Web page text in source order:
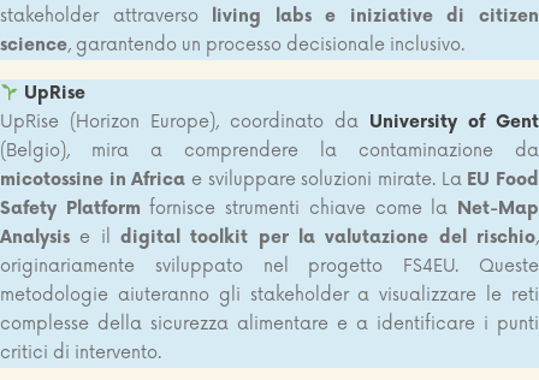
stakeholder attraverso living labs e iniziative di citizen
science, garantendo un processo decisionale inclusivo.
UpRise
UpRise (Horizon Europe), coordinato da University of Gent
(Belgio), mira a comprendere la contaminazione da
micotossine in Africa e sviluppare soluzioni mirate. La EU Food
Safety Platform fornisce strumenti chiave come la Net-Map
Analysis e il digital toolkit per la valutazione del rischio,
originariamente sviluppato nel progetto FS4EU. Queste
metodologie aiuteranno gli stakeholder a visualizzare le reti
complesse della sicurezza alimentare e a identificare i punti
critici di intervento.